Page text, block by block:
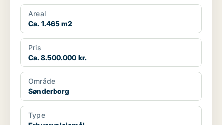
Areal
Ca. 1.465 m2
Pris
Ca. 8.500.000 kr.
Område
Sønderborg
Type